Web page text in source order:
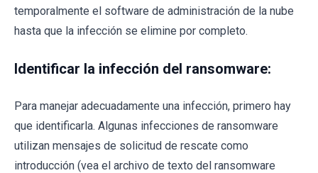
temporalmente el software de administración de la nube
hasta que la infección se elimine por completo.
Identificar la infección del ransomware:
Para manejar adecuadamente una infección, primero hay
que identificarla. Algunas infecciones de ransomware
utilizan mensajes de solicitud de rescate como
introducción (vea el archivo de texto del ransomware